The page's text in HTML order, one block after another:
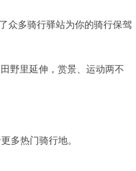
多骑行驿站为你的骑行保驾
野里延伸，赏景、运动两不
多热门骑行地。